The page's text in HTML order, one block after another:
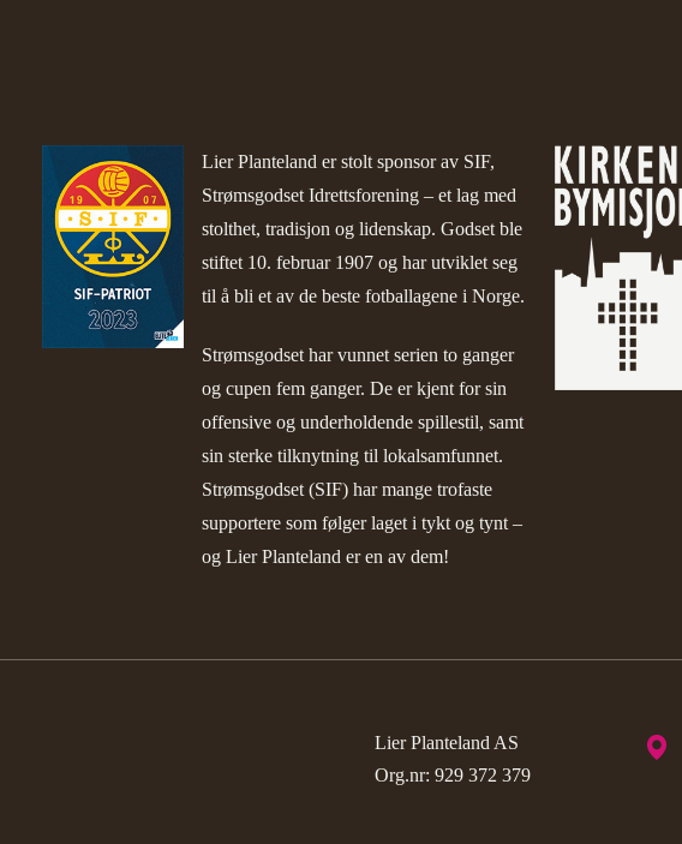
Lier Planteland er stolt sponsor av SIF,
Strømsgodset Idrettsforening – et lag med
stolthet, tradisjon og lidenskap. Godset ble
stiftet 10. februar 1907 og har utviklet seg
til å bli et av de beste fotballagene i Norge.
Strømsgodset har vunnet serien to ganger
og cupen fem ganger. De er kjent for sin
offensive og underholdende spillestil, samt
sin sterke tilknytning til lokalsamfunnet.
Strømsgodset (SIF) har mange trofaste
supportere som følger laget i tykt og tynt –
og Lier Planteland er en av dem!
Lier Planteland AS
Org.nr: 929 372 379